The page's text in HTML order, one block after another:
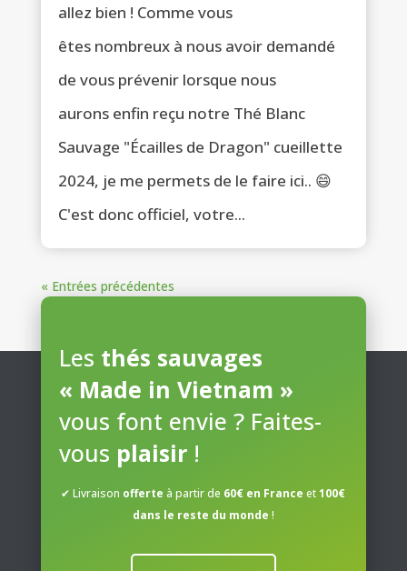
allez bien ! Comme vous
êtes nombreux à nous avoir demandé
de vous prévenir lorsque nous
aurons enfin reçu notre Thé Blanc
Sauvage "Écailles de Dragon" cueillette
2024, je me permets de le faire ici.. 😄
C'est donc officiel, votre...
« Entrées précédentes
Les thés sauvages
« Made in Vietnam »
vous font envie ? Faites-
vous plaisir!
✔ Livraison offerte à partir de 60€ en France et100€
dans le reste du monde !